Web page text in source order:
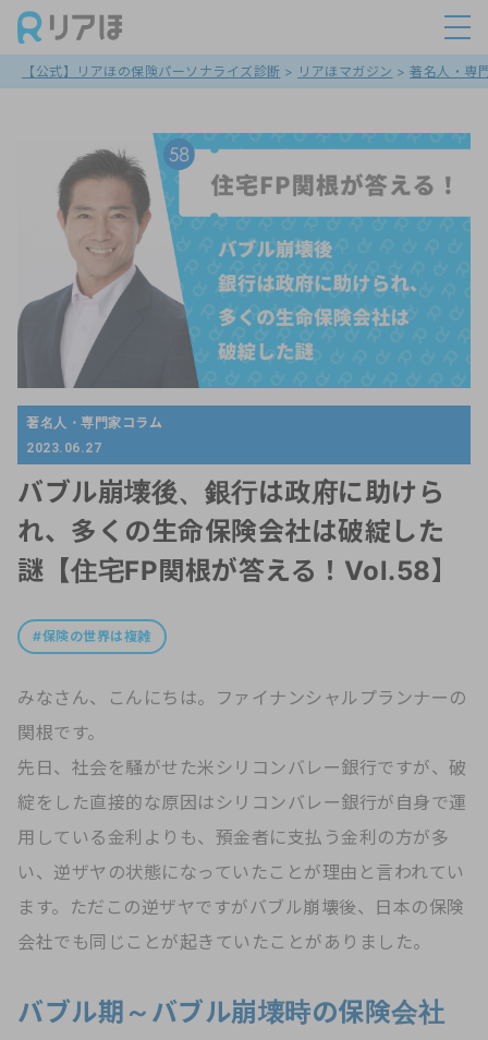
【公式】リアほの保険パーソナライズ診断 > リアほマガジン > 著名人・専
著名人・専門家コラム
2023.06.27
バブル崩壊後、銀行は政府に助けら
れ、多くの生命保険会社は破綻した
謎【住宅FP関根が答える！Vol.58】
保険の世界は複雑
みなさん、こんにちは。ファイナンシャルプランナーの
関根です。
先日、社会を騒がせた米シリコンバレー銀行ですが、破
綻をした直接的な原因はシリコンバレー銀行が自身で運
用している金利よりも、預金者に支払う金利の方が多
い、逆ザヤの状態になっていたことが理由と言われてい
ます。ただこの逆ザヤですがバブル崩壊後、日本の保険
会社でも同じことが起きていたことがありました。
バブル期～バブル崩壊時の保険会社